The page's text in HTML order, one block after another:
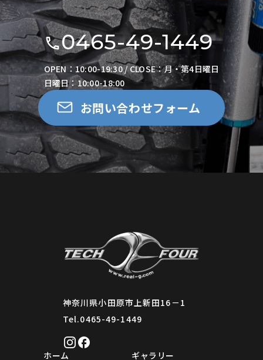
0465-49-1449
OPEN：10:00-19:30 / CLOSE：月・第4日曜日
日曜日：10:00-18:00
お問い合わせフォーム
神奈川県小田原市上新田16－1
Tel.0465-49-1449
ホーム ギャラリー